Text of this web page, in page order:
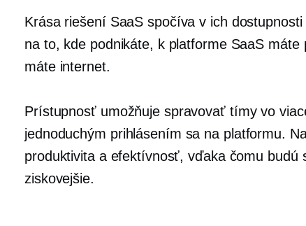
Krása riešení SaaS spočíva v ich
na to, kde podnikáte, k platforme SaaS
máte internet.
Prístupnosť umožňuje spravovať tímy vo
jednoduchým prihlásením sa na platformu.
produktivita a efektívnosť, vďaka čomu budú
ziskovejšie.